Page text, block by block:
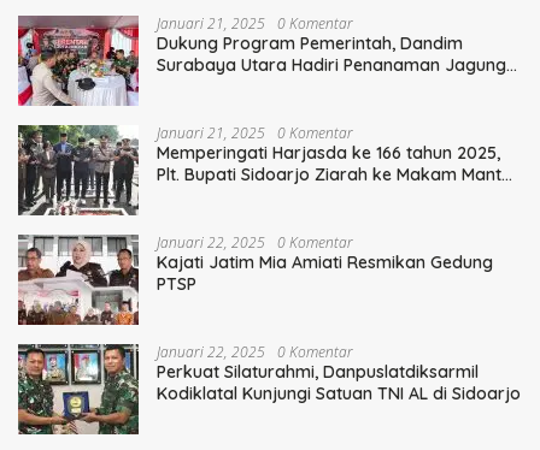
Januari 21, 2025 0 Komentar
Dukung Program Pemerintah, Dandim
Surabaya Utara Hadiri Penanaman Jagung
Januari 21, 2025 0 Komentar
Memperingati Harjasda ke 166 tahun 2025,
Plt. Bupati Sidoarjo Ziarah ke Makam Mantan
Januari 22, 2025 0 Komentar
Kajati Jatim Mia Amiati Resmikan Gedung
PTSP
Januari 22, 2025 0 Komentar
Perkuat Silaturahmi, Danpuslatdiksarmil
Kodiklatal Kunjungi Satuan TNI AL di Sidoarjo